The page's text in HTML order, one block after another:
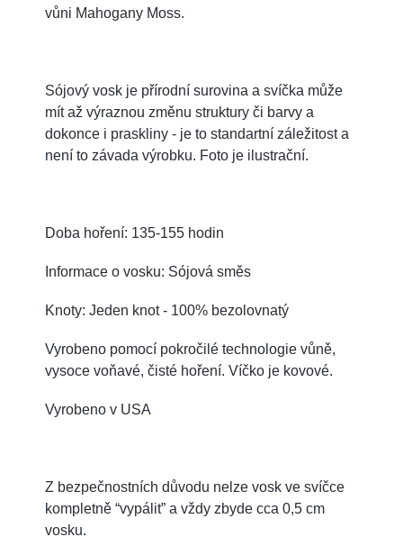
vůni Mahogany Moss.
Sójový vosk je přírodní surovina a svíčka může
mít až výraznou změnu struktury či barvy a
dokonce i praskliny - je to standartní záležitost a
není to závada výrobku. Foto je ilustrační.
Doba hoření: 135-155 hodin
Informace o vosku: Sójová směs
Knoty: Jeden knot - 100% bezolovnatý
Vyrobeno pomocí pokročilé technologie vůně,
vysoce voňavé, čisté hoření. Víčko je kovové.
Vyrobeno v USA
Z bezpečnostních důvodu nelze vosk ve svíčce
kompletně “vypálit” a vždy zbyde cca 0,5 cm
vosku.